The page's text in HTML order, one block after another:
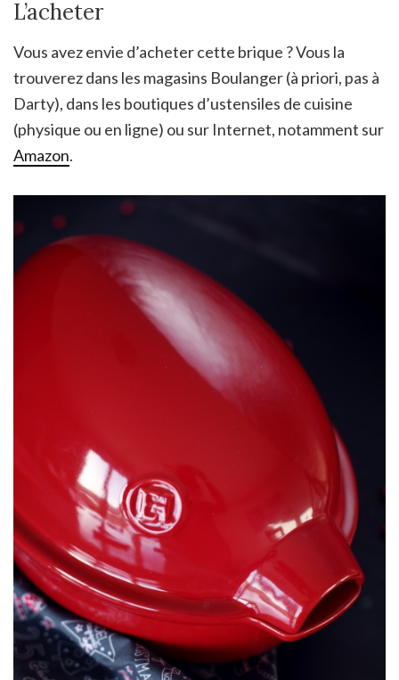
L’acheter
Vous avez envie d’acheter cette brique ? Vous la
trouverez dans les magasins Boulanger (à priori, pas à
Darty), dans les boutiques d’ustensiles de cuisine
(physique ou en ligne) ou sur Internet, notamment sur
Amazon.